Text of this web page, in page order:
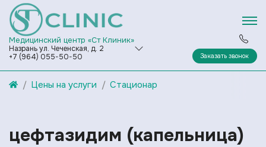
Медицинский центр «Ст Клиник»
Назрань ул. Чеченская, д. 2
+7 (964) 055-50-50
Заказать звонок
Цены на услуги Стационар
цефтазидим (капельница)